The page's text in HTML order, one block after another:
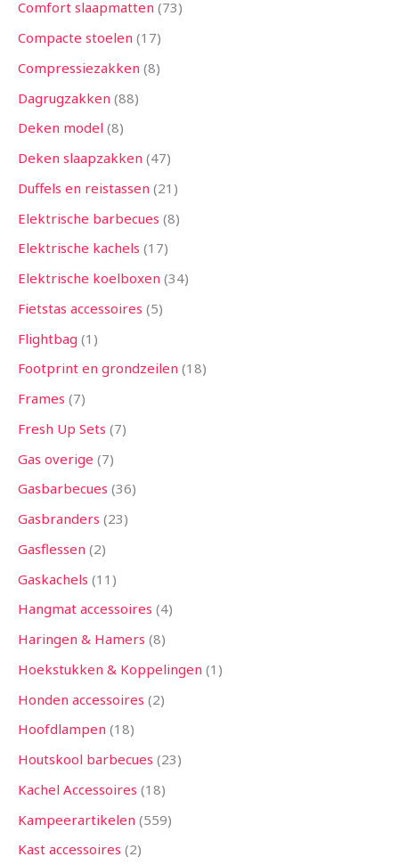
Comfort slaapmatten 73
Compacte stoelen 17
Compressiezakken 8
Dagrugzakken 88
Deken model 8
Deken slaapzakken 47
Duffels en reistassen 21
Elektrische barbecues 8
Elektrische kachels 17
Elektrische koelboxen 34
Fietstas accessoires 5
Flightbag 1
Footprint en grondzeilen 18
Frames 7
Fresh Up Sets 7
Gas overige 7
Gasbarbecues 36
Gasbranders 23
Gasflessen 2
Gaskachels 11
Hangmat accessoires 4
Haringen & Hamers 8
Hoekstukken & Koppelingen 1
Honden accessoires 2
Hoofdlampen 18
Houtskool barbecues 23
Kachel Accessoires 18
Kampeerartikelen 559
Kast accessoires 2